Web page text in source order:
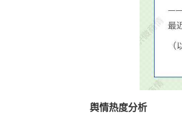
舆情热度分析